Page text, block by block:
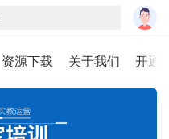
资源下载 关于我们 开通